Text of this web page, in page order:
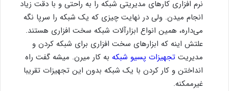
نرم افزاری کارهای مدیریتی شبکه را به راحتی و با دقت زیاد
انجام میدن. ولی در نهایت چیزی که یک شبکه را سرپا نگه
می‌داره، همین انواع ابزارآلات شبکه سخت‌ افزاری هستند.
علتش اینه که ابزارهای سخت افزاری برای شبکه کردن و
مدیریت تجهیزات پسیو شبکه به کار میرن. میشه گفت راه
انداختن و کار کردن با یک شبکه بدون این تجهیزات تقریبا
غیرممکنه.